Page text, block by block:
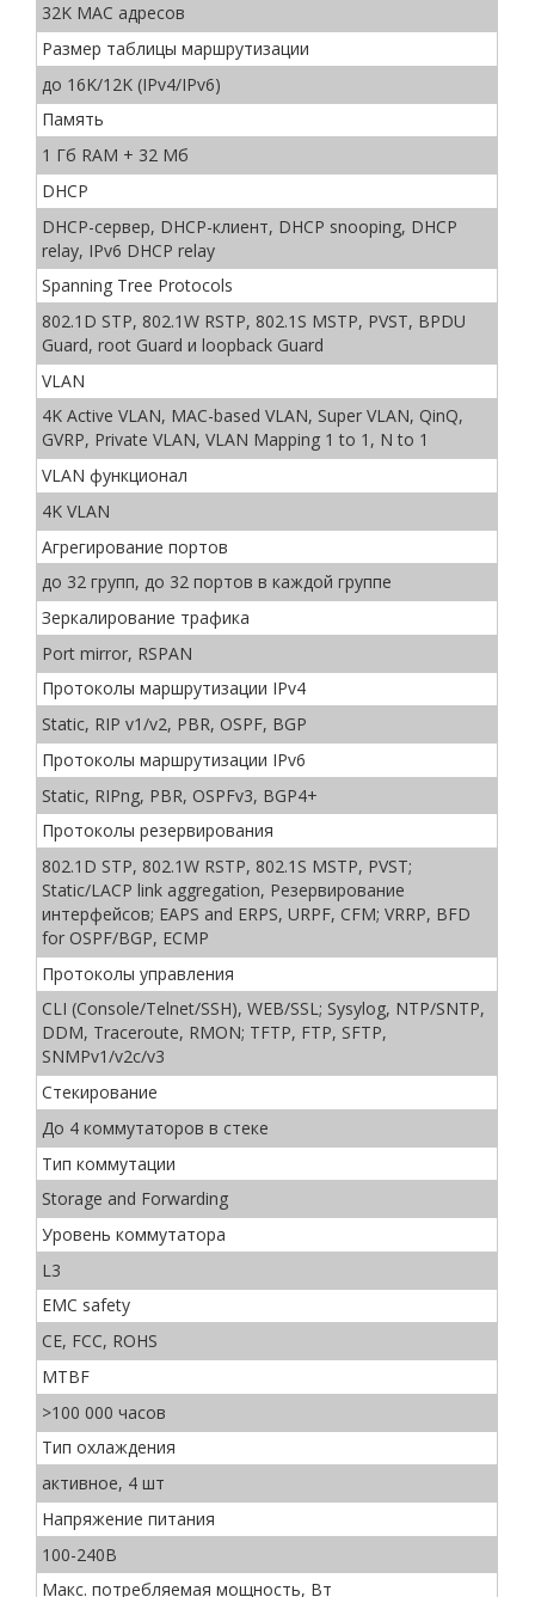
32K MAC адресов
Размер таблицы маршрутизации
до 16K/12K (IPv4/IPv6)
Память
1 Гб RAM + 32 Мб
DHCP
DHCP-сервер, DHCP-клиент, DHCP snooping, DHCP
relay, IPv6 DHCP relay
Spanning Tree Protocols
802.1D STP, 802.1W RSTP, 802.1S MSTP, PVST, BPDU
Guard, root Guard и loopback Guard
VLAN
4K Active VLAN, MAC-based VLAN, Super VLAN, QinQ,
GVRP, Private VLAN, VLAN Mapping 1 to 1, N to 1
VLAN функционал
4K VLAN
Агрегирование портов
до 32 групп, до 32 портов в каждой группе
Зеркалирование трафика
Port mirror, RSPAN
Протоколы маршрутизации IPv4
Static, RIP v1/v2, PBR, OSPF, BGP
Протоколы маршрутизации IPv6
Static, RIPng, PBR, OSPFv3, BGP4+
Протоколы резервирования
802.1D STP, 802.1W RSTP, 802.1S MSTP, PVST;
Static/LACP link aggregation, Резервирование
интерфейсов; EAPS and ERPS, URPF, CFM; VRRP, BFD
for OSPF/BGP, ECMP
Протоколы управления
CLI (Console/Telnet/SSH), WEB/SSL; Sysylog, NTP/SNTP,
DDM, Traceroute, RMON; TFTP, FTP, SFTP,
SNMPv1/v2c/v3
Стекирование
До 4 коммутаторов в стеке
Тип коммутации
Storage and Forwarding
Уровень коммутатора
L3
EMC safety
CE, FCC, ROHS
MTBF
>100 000 часов
Тип охлаждения
активное, 4 шт
Напряжение питания
100-240В
Макс. потребляемая мощность, Вт